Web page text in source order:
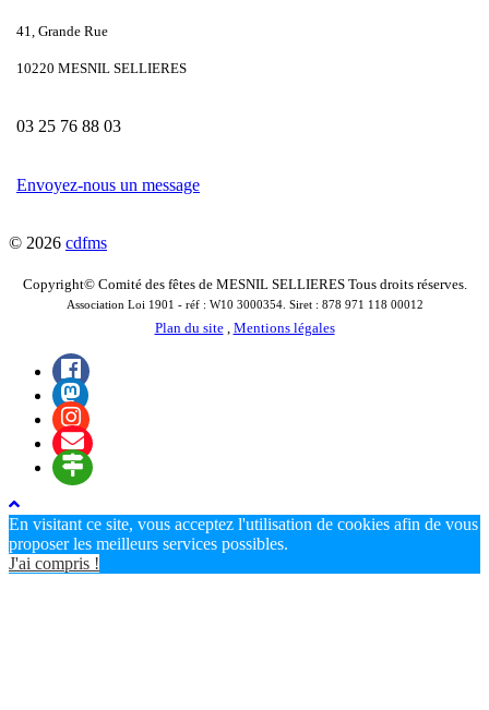
41, Grande Rue
10220 MESNIL SELLIERES
03 25 76 88 03
Envoyez-nous un message
© 2026 cdfms
Copyright© Comité des fêtes de MESNIL SELLIERES Tous droits réserves.
Association Loi 1901 - réf : W10 3000354. Siret : 878 971 118 00012
Plan du site, Mentions légales
En visitant ce site, vous acceptez l'utilisation de cookies afin de vous
proposer les meilleurs services possibles.
J'ai compris !